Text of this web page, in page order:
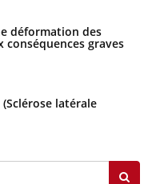
déformation des
conséquences graves
latérale